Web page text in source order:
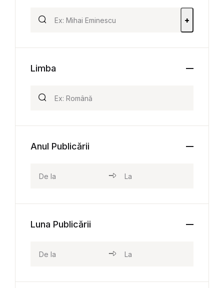
+
Limba
Anul Publicării
Luna Publicării